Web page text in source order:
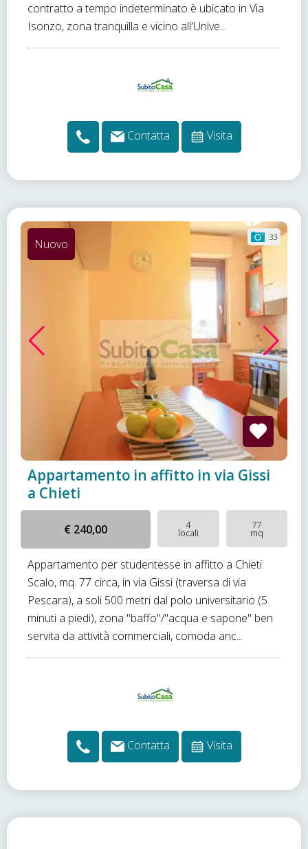
contratto a tempo indeterminato è ubicato in Via
Isonzo, zona tranquilla e vicino all'Unive...
Contatta Visita
33
Nuovo
Appartamento in affitto in via Gissi
a Chieti
€ 240,00 4
locali
77
mq
Appartamento per studentesse in affitto a Chieti
Scalo, mq. 77 circa, in via Gissi (traversa di via
Pescara), a soli 500 metri dal polo universitario (5
minuti a piedi), zona "baffo"/"acqua e sapone" ben
servita da attività commerciali, comoda anc...
Contatta Visita